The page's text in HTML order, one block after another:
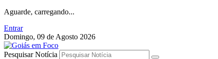
Aguarde, carregando...
Entrar
Domingo, 09 de Agosto 2026
Pesquisar Notícia